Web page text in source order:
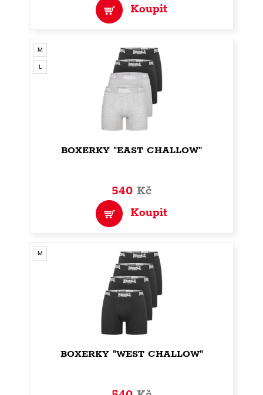
Koupit
M
L
BOXERKY "EAST CHALLOW"
540 Kč
Koupit
M
BOXERKY "WEST CHALLOW"